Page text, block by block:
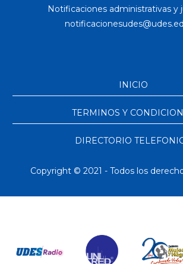
Notificaciones administrativas y
INICIO
TERMINOS Y
DIRECTORIO
Copyright © 2021 - Todos los